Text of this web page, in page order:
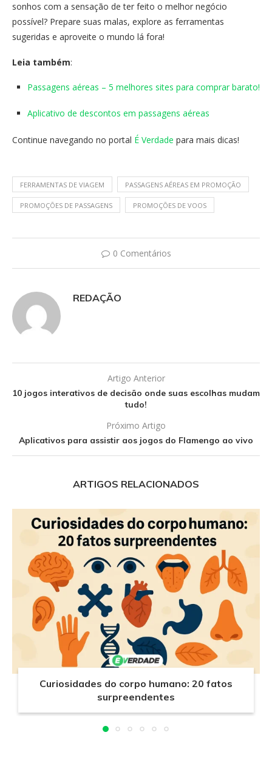
sonhos com a sensação de ter feito o melhor negócio
possível? Prepare suas malas, explore as ferramentas
sugeridas e aproveite o mundo lá fora!
Leia também:
Passagens aéreas – 5 melhores sites para comprar barato!
Aplicativo de descontos em passagens aéreas
Continue navegando no portal É Verdade para mais dicas!
FERRAMENTAS DE VIAGEM PASSAGENS AÉREAS EM PROMOÇÃO
PROMOÇÕES DE PASSAGENS PROMOÇÕES DE VOOS
0 Comentários
REDAÇÃO
Artigo Anterior
10 jogos interativos de decisão onde suas escolhas mudam
tudo!
Próximo Artigo
Aplicativos para assistir aos jogos do Flamengo ao vivo
ARTIGOS RELACIONADOS
Curiosidades do corpo humano: 20 fatos
surpreendentes